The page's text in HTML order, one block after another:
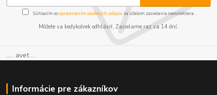
Súhlasím sospracovaním osobných údajov za účelom zasielania newslettera.
Môžete sa kedykoľvek odhlásiť. Zasielame raz za 14 dní.
..... avet ...
Informácie pre zákazníkov